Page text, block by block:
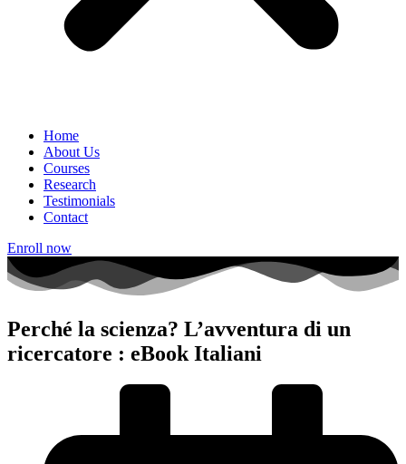
Home
About Us
Courses
Research
Testimonials
Contact
Enroll now
Perché la scienza? L’avventura di un
ricercatore : eBook Italiani